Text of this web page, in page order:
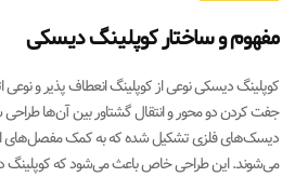
مفهوم و ساختار کوپلینگ دیسکی
کوپلینگ دیسکی نوعی از کوپلینگ انعطاف پذیر و
جفت کردن دو محور و انتقال گشتاور بین آن‌ها
دیسک‌های فلزی تشکیل شده که به کمک مفصل‌های
می‌شوند. این طراحی خاص باعث می‌شود که کوپلینگ